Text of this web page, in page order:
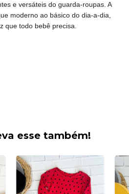
e versáteis do guarda-roupas. A
moderno ao básico do dia-a-dia,
que todo bebê precisa.
esse também!